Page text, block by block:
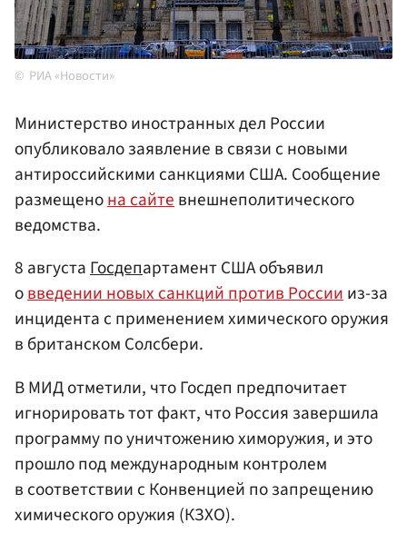
РИА «Новости»
Министерство иностранных дел России
опубликовало заявление в связи с новыми
антироссийскими санкциями США. Сообщение
размещенона сайтевнешнеполитического
ведомства.
8 августаГосдепартамент США объявил
овведении новых санкций против Россиииз-за
инцидента с применением химического оружия
в британском Солсбери.
В МИД отметили, что Госдеп предпочитает
игнорировать тот факт, что Россия завершила
программу по уничтожению химоружия, и это
прошло под международным контролем
в соответствии с Конвенцией по запрещению
химического оружия (КЗХО).